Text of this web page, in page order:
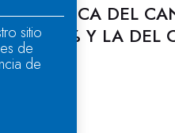
DEL
76,7% Y LA DEL
sitio
de
de